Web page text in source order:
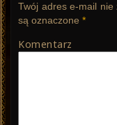
Twój adres e-mail nie
są oznaczone *
Komentarz